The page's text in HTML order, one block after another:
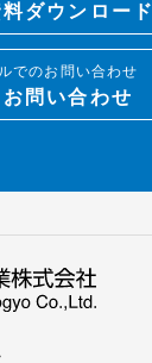
料ダウンロード
でのお問い合わせ
お問い合わせ